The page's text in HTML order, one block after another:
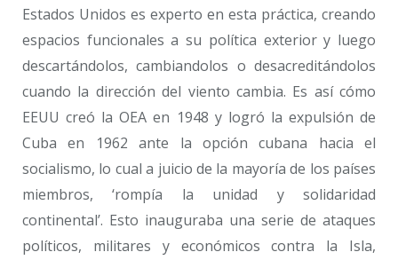
Estados Unidos es experto en esta práctica, creando
espacios funcionales a su política exterior y luego
descartándolos, cambiandolos o desacreditándolos
cuando la dirección del viento cambia. Es así cómo
EEUU creó la OEA en 1948 y logró la expulsión de
Cuba en 1962 ante la opción cubana hacia el
socialismo, lo cual a juicio de la mayoría de los países
miembros, ‘rompía la unidad y solidaridad
continental’. Esto inauguraba una serie de ataques
políticos, militares y económicos contra la Isla,